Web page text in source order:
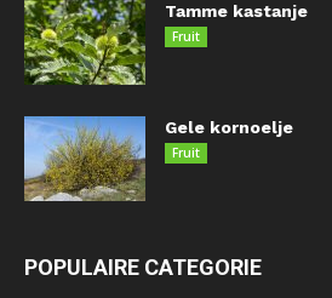
Tamme kastanje
Fruit
Gele kornoelje
Fruit
POPULAIRE CATEGORIE